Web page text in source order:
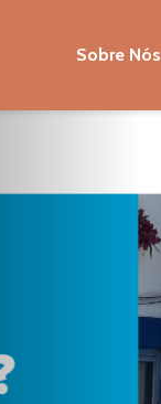
Sobre Nós